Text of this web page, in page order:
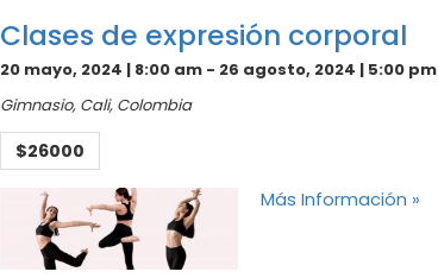
Clases de expresión corporal
20 mayo, 2024 | 8:00 am - 26 agosto, 2024 | 5:00 pm
Gimnasio, Cali, Colombia
$26000
Más Información »